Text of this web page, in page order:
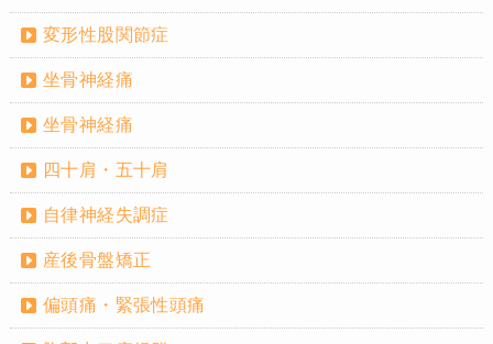
変形性股関節症
坐骨神経痛
坐骨神経痛
四十肩・五十肩
自律神経失調症
産後骨盤矯正
偏頭痛・緊張性頭痛